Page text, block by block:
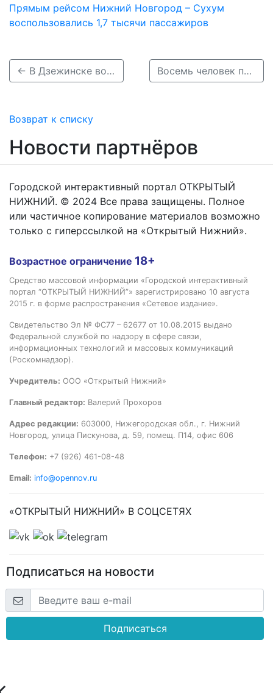
Прямым рейсом Нижний Новгород – Сухум
воспользовались 1,7 тысячи пассажиров
← В Дзежинске водитель сбил ребенка на &quot;зебре&quot; и скрылся Восемь человек погибли в ДТП в Нижегородской области за три дня →
Возврат к списку
Новости партнёров
Городской интерактивный портал ОТКРЫТЫЙ
НИЖНИЙ. © 2024 Все права защищены. Полное
или частичное копирование материалов возможно
только с гиперссылкой на «Открытый Нижний».
Возрастное ограничение 18+
Средство массовой информации «Городской интерактивный
портал “ОТКРЫТЫЙ НИЖНИЙ”» зарегистрировано 10 августа
2015 г. в форме распространения «Сетевое издание».
Свидетельство Эл № ФС77 – 62677 от 10.08.2015 выдано
Федеральной службой по надзору в сфере связи,
информационных технологий и массовых коммуникаций
(Роскомнадзор).
Учредитель: ООО «Открытый Нижний»
Главный редактор: Валерий Прохоров
Адрес редакции: 603000, Нижегородская обл., г. Нижний
Новгород, улица Пискунова, д. 59, помещ. П14, офис 606
Телефон: +7 (926) 461-08-48
Email: info@opennov.ru
«ОТКРЫТЫЙ НИЖНИЙ» В СОЦСЕТЯХ
Подписаться на новости
Подписаться